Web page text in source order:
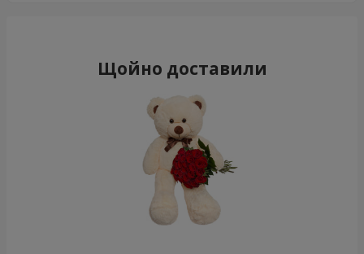
Щойно доставили